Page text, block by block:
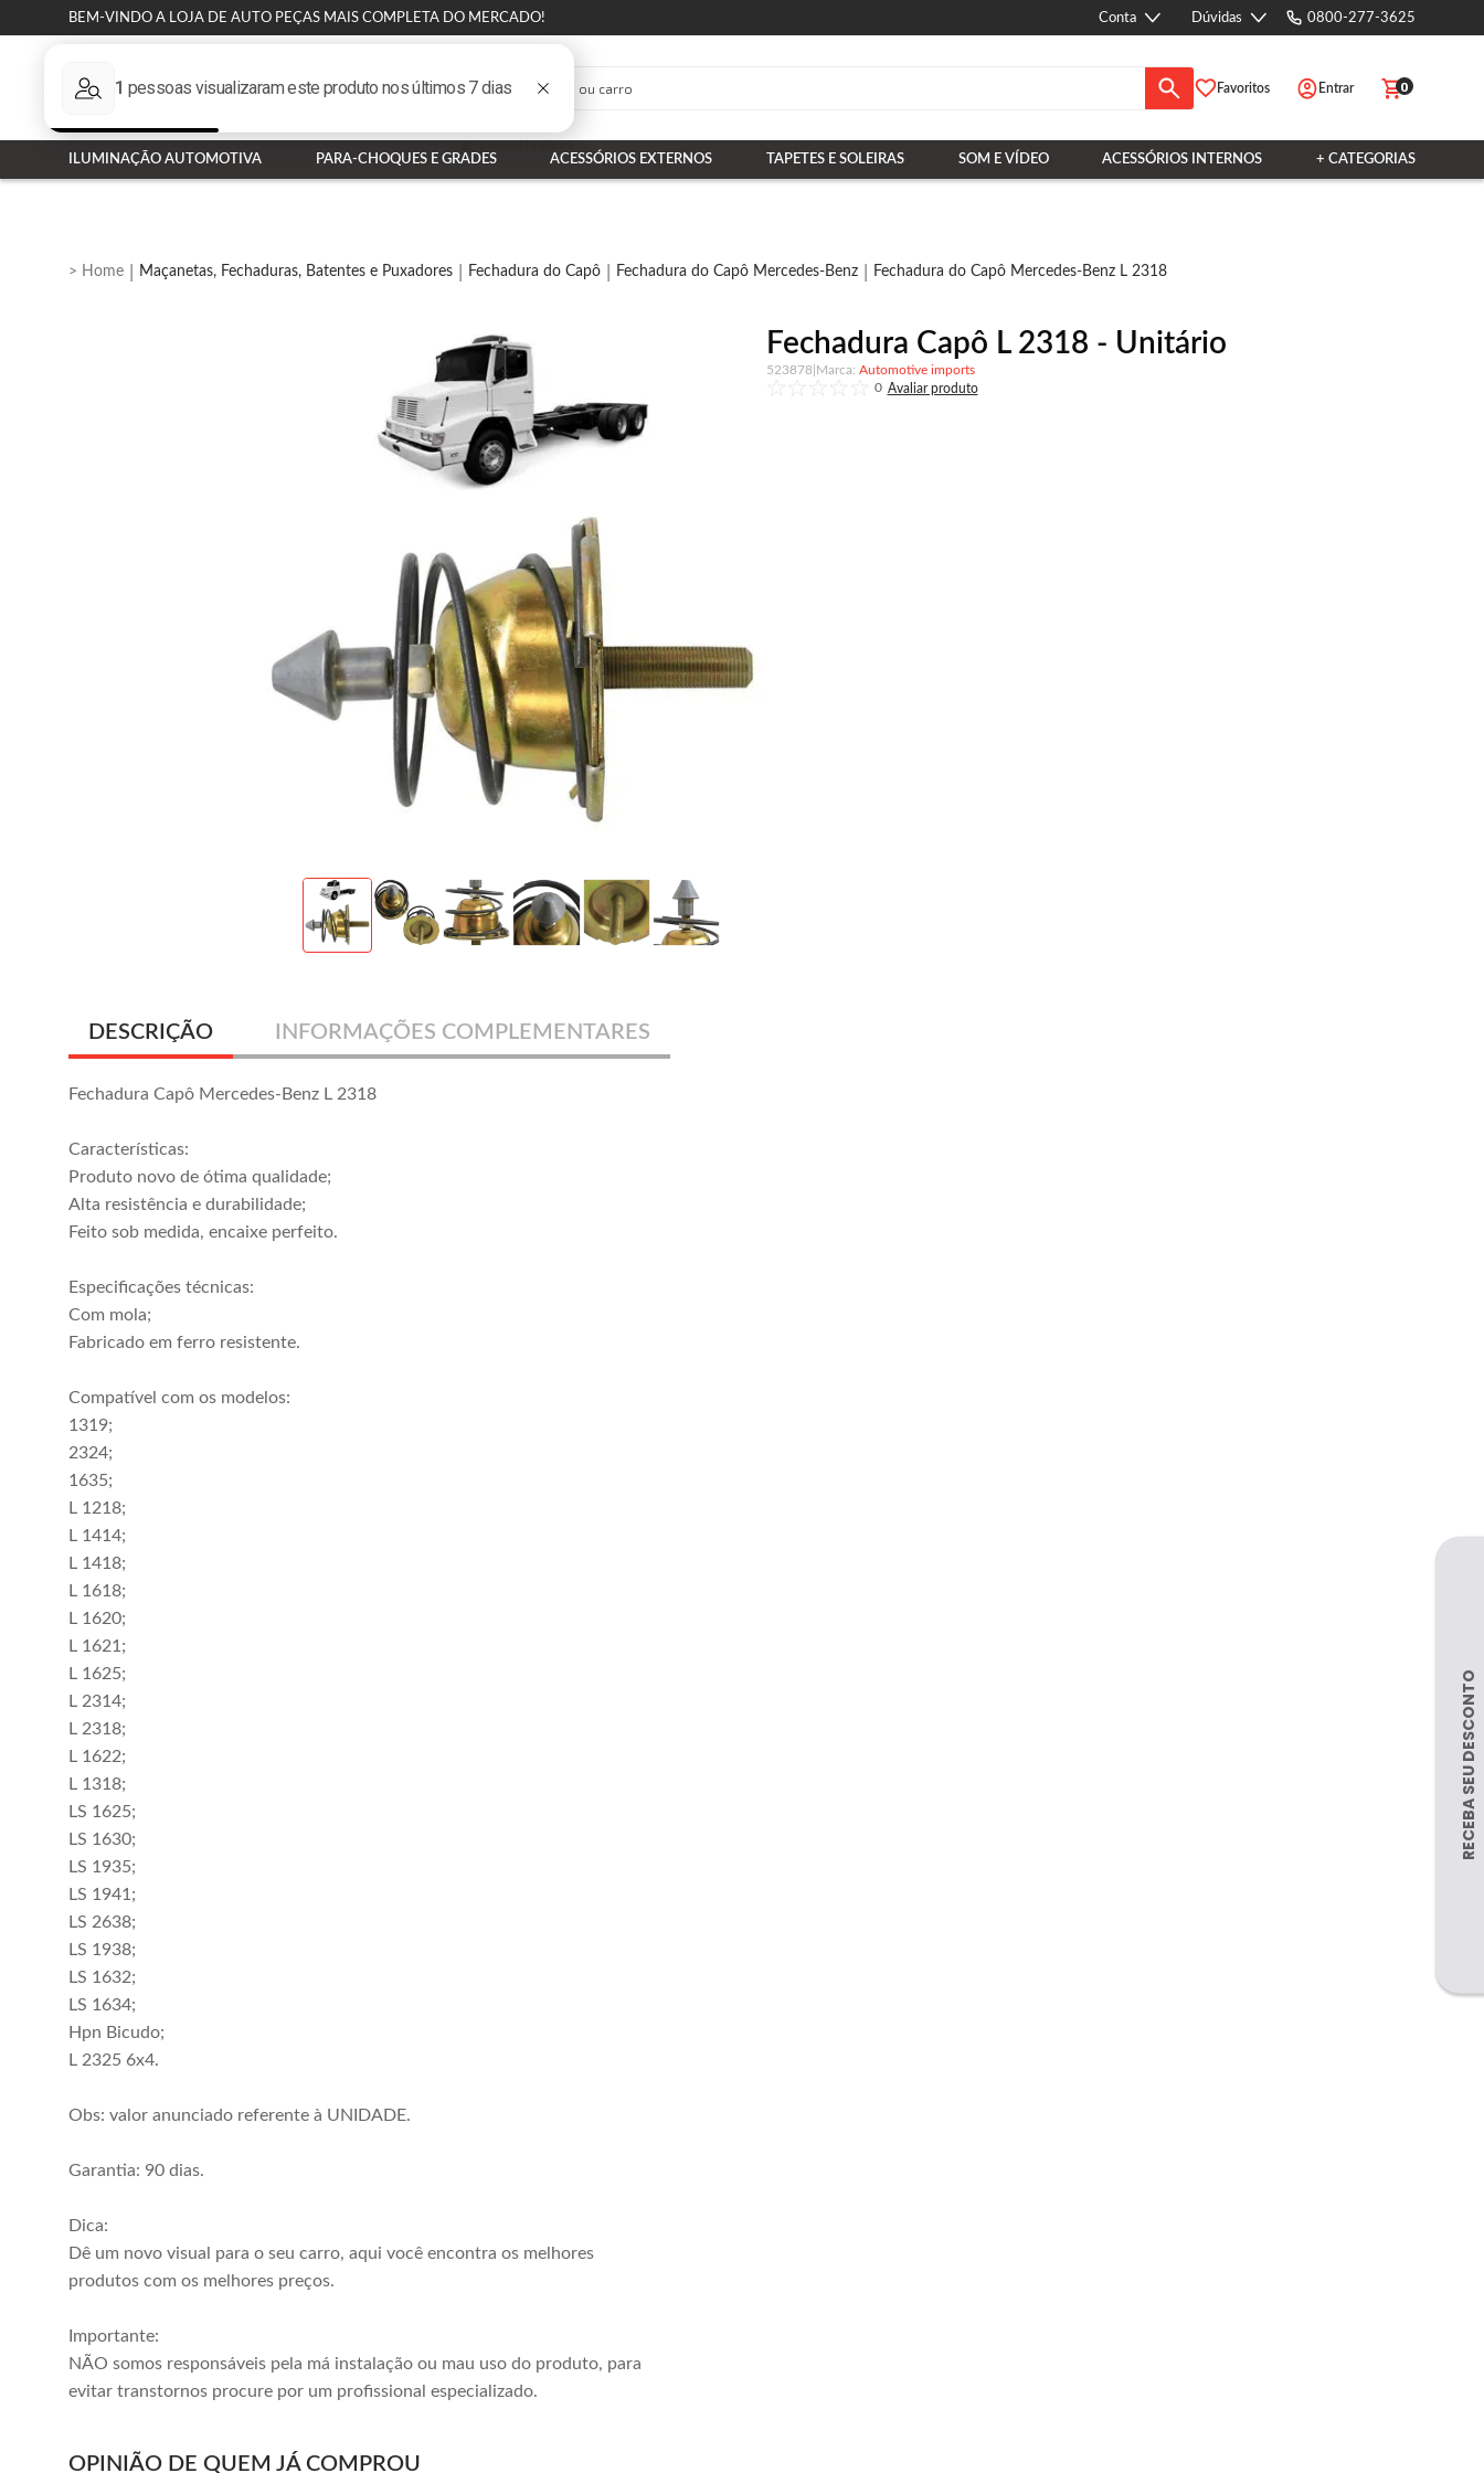
BEM-VINDO A LOJA DE AUTO PEÇAS MAIS COMPLETA DO MERCADO! Conta Dúvidas 0800-277-3625
Favoritos Entrar 0
ILUMINAÇÃO AUTOMOTIVA PARA-CHOQUES E GRADES ACESSÓRIOS EXTERNOS TAPETES E SOLEIRAS SOM E VÍDEO ACESSÓRIOS INTERNOS + CATEGORIAS
Maçanetas, Fechaduras, Batentes e Puxadores Fechadura do Capô Fechadura do Capô Mercedes-Benz Fechadura do Capô Mercedes-Benz L 2318
Fechadura Capô L 2318 - Unitário
523878|
Automotive imports
0
DESCRIÇÃO INFORMAÇÕES COMPLEMENTARES
Fechadura Capô Mercedes-Benz L 2318
Características:
Produto novo de ótima qualidade;
Alta resistência e durabilidade;
Feito sob medida, encaixe perfeito.
Especificações técnicas:
Com mola;
Fabricado em ferro resistente.
Compatível com os modelos:
1319;
2324;
1635;
L 1218;
L 1414;
L 1418;
L 1618;
L 1620;
L 1621;
L 1625;
L 2314;
L 2318;
L 1622;
L 1318;
LS 1625;
LS 1630;
LS 1935;
LS 1941;
LS 2638;
LS 1938;
LS 1632;
LS 1634;
Hpn Bicudo;
L 2325 6x4.
Obs: valor anunciado referente à UNIDADE.
Garantia: 90 dias.
Dica:
Dê um novo visual para o seu carro, aqui você encontra os melhores
produtos com os melhores preços.
Importante:
NÃO somos responsáveis pela má instalação ou mau uso do produto, para
evitar transtornos procure por um profissional especializado.
OPINIÃO DE QUEM JÁ COMPROU